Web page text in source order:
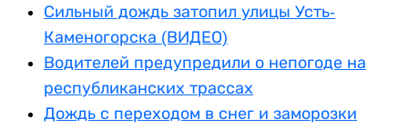
Сильный дождь затопил улицы Усть-
Каменогорска (ВИДЕО)
Водителей предупредили о непогоде на
республиканских трассах
Дождь с переходом в снег и заморозки